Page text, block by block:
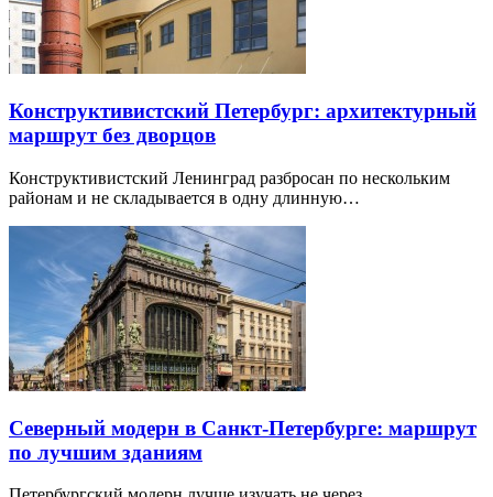
Конструктивистский Петербург: архитектурный
маршрут без дворцов
Конструктивистский Ленинград разбросан по нескольким
районам и не складывается в одну длинную…
Северный модерн в Санкт-Петербурге: маршрут
по лучшим зданиям